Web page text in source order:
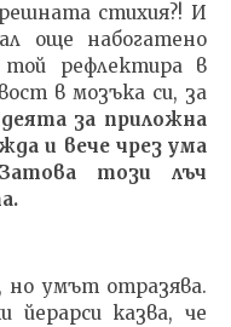
стихия?! И
още набогатено
рефлектира в
в мозъка си, за
за приложна
и вече чрез ума
този лъч
но умът отразява.
казва, че